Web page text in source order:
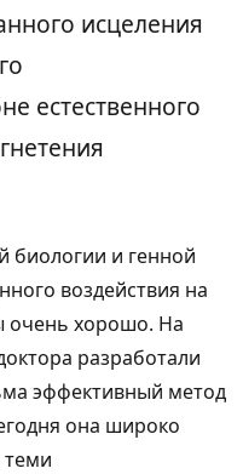
исцеления
естественного
биологии и генной
воздействия на
очень хорошо. На
разработали
эффективный метод
она широко
теми